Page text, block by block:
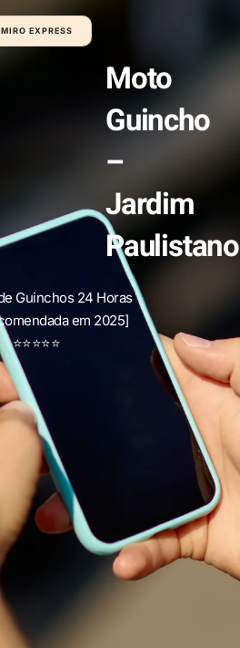
MIRO EXPRESS
Moto
Guincho
–
Jardim
Paulistano
Guinchos 24 Horas
em 2025]
⭐⭐⭐⭐⭐